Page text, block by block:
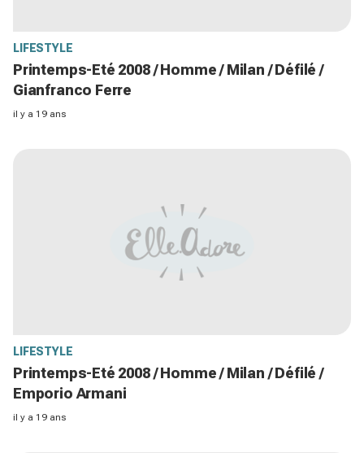
LIFESTYLE
Printemps-Eté 2008 / Homme / Milan / Défilé /
Gianfranco Ferre
il y a 19 ans
LIFESTYLE
Printemps-Eté 2008 / Homme / Milan / Défilé /
Emporio Armani
il y a 19 ans